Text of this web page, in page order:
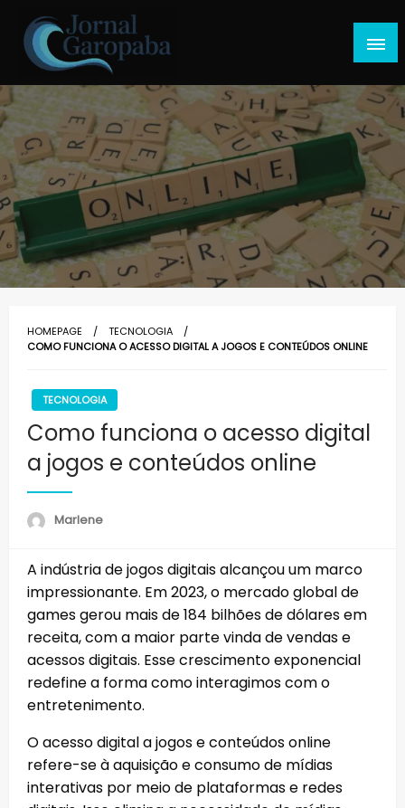
content
Jornal Garopaba
HOMEPAGE
TECNOLOGIA
COMO FUNCIONA O ACESSO DIGITAL A JOGOS E CONTEÚDOS ONLINE
TECNOLOGIA
Como funciona o acesso digital
a jogos e conteúdos online
Marlene
A indústria de jogos digitais alcançou um marco
impressionante. Em 2023, o mercado global de
games gerou mais de 184 bilhões de dólares em
receita, com a maior parte vinda de vendas e
acessos digitais. Esse crescimento exponencial
redefine a forma como interagimos com o
entretenimento.
O acesso digital a jogos e conteúdos online
refere-se à aquisição e consumo de mídias
interativas por meio de plataformas e redes